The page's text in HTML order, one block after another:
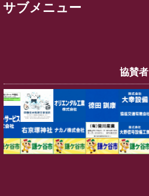
サブメニュー
協賛者